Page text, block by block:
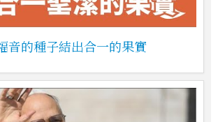
音的種子結出合一的果實